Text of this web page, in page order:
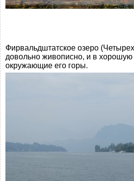
Фирвальдштатское озеро
довольно живописно, и в хорошую
окружающие его горы.